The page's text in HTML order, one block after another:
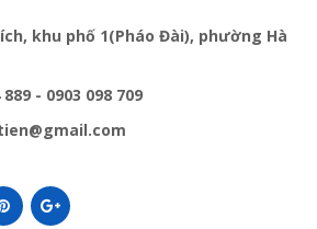
khu phố 1(Pháo Đài), phường Hà
- 0903 098 709